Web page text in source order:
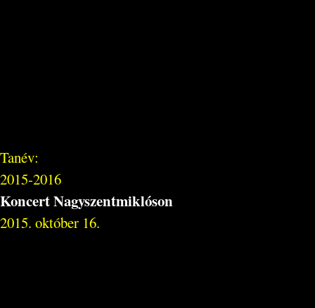
Tanév:
2015-2016
Koncert Nagyszentmiklóson
2015. október 16.